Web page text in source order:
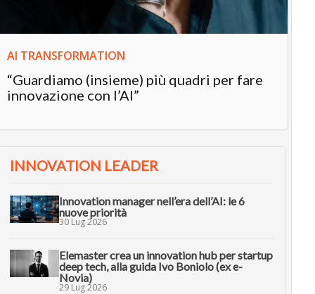
AI TRANSFORMATION
“Guardiamo (insieme) più quadri per fare
innovazione con l’AI”
INNOVATION LEADER
Innovation manager nell’era dell’AI: le 6
nuove priorità
30 Lug 2026
Elemaster crea un innovation hub per startup
deep tech, alla guida Ivo Boniolo (ex e-
Novia)
29 Lug 2026